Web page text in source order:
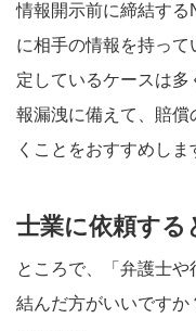
情報開示前に締結す
に相手の情報を持っ
定しているケースは
報漏洩に備えて、賠
くことをおすすめしま
士業に依頼する
ところで、「弁護士
結んだ方がいいです